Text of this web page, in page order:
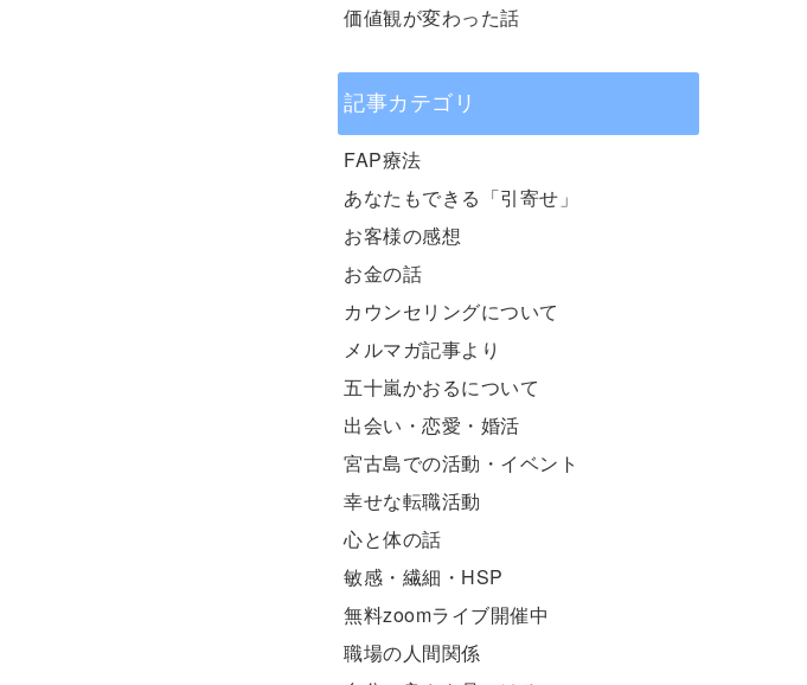
価値観が変わった話
記事カテゴリ
FAP療法
あなたもできる「引寄せ」
お客様の感想
お金の話
カウンセリングについて
メルマガ記事より
五十嵐かおるについて
出会い・恋愛・婚活
宮古島での活動・イベント
幸せな転職活動
心と体の話
敏感・繊細・HSP
無料zoomライブ開催中
職場の人間関係